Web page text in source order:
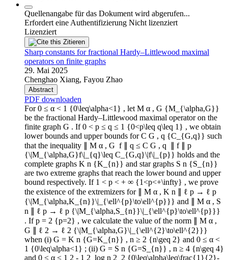
Quellenangabe für das Dokument wird abgerufen...
Erfordert eine Authentifizierung Nicht lizenziert
Lizenziert
Zitieren
Sharp constants for fractional Hardy–Littlewood maximal
operators on finite graphs
29. Mai 2025
Chenghao Xiang, Fayou Zhao
Abstract
PDF downloaden
For 0 ≤ α < 1 {0\leq\alpha<1} , let M α , G {M_{\alpha,G}}
be the fractional Hardy–Littlewood maximal operator on the
finite graph G . If 0 < p ≤ q ≤ 1 {0<p\leq q\leq 1} , we obtain
lower bounds and upper bounds for C G , q {C_{G,q}} such
that the inequality ∥ M α , G ⁢ f ∥ q ≤ C G , q ⁢ ∥ f ∥ p
{\|M_{\alpha,G}f\|_{q}\leq C_{G,q}\|f\|_{p}} holds and the
complete graphs K n {K_{n}} and star graphs S n {S_{n}}
are two extreme graphs that reach the lower bound and upper
bound respectively. If 1 < p < + ∞ {1<p<+\infty} , we prove
the existence of the extremizers for ∥ M α , K n ∥ ℓ p → ℓ p
{\|M_{\alpha,K_{n}}\|_{\ell^{p}\to\ell^{p}}} and ∥ M α , S
n ∥ ℓ p → ℓ p {\|M_{\alpha,S_{n}}\|_{\ell^{p}\to\ell^{p}}}
. If p = 2 {p=2} , we calculate the value of the norm ∥ M α ,
G ∥ ℓ 2 → ℓ 2 {\|M_{\alpha,G}\|_{\ell^{2}\to\ell^{2}}}
when (i) G = K n {G=K_{n}} , n ≥ 2 {n\geq 2} and 0 ≤ α <
1 {0\leq\alpha<1} ; (ii) G = S n {G=S_{n}} , n ≥ 4 {n\geq 4}
and 0 ≤ α ≤ 1 2 - 1 2 ⁢ log n 2 ⁡ 2 {0\leq\alpha\leq\frac{1}{2}-